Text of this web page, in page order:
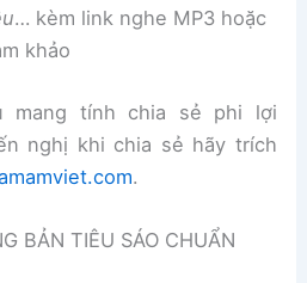
… kèm link nghe MP3 hoặc
khảo
mang tính chia sẻ phi lợi
nghị khi chia sẻ hãy trích
.
BẢN TIÊU SÁO CHUẨN